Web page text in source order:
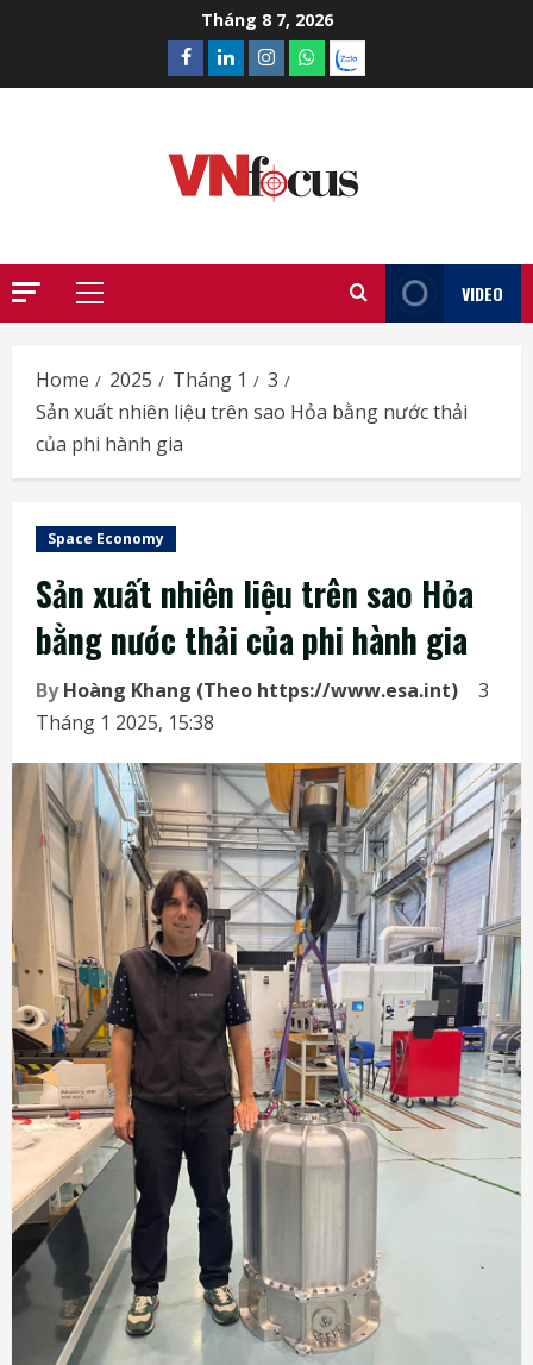
Tháng 8 7, 2026
Facebook
LinkedinInstagram
What’sapp
Zalo
Primary
VIDEO
Home 2025 Tháng 1
3
Sản xuất nhiên liệu trên sao Hỏa bằng nước thải
của phi hành gia
Space Economy
Sản xuất nhiên liệu trên sao Hỏa
bằng nước thải của phi hành gia
ByHoàng Khang (Theo https://www.esa.int)
3
Tháng 1 2025, 15:38